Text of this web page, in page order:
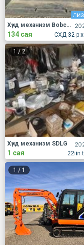
Хүнд механизм Bobcat
134 сая
1 /2
22iin
Хүнд механизм SDLG
1 сая
1 / 1